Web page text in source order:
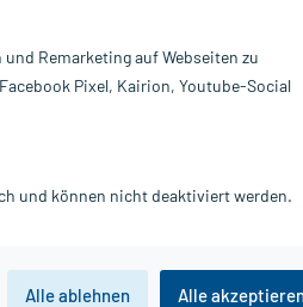
UVP26,90 € 216PlusHerzen sammeln
Lotion
200 ml
Medicos Kosmetik
Remarketing auf Webseiten zu
Pixel, Kairion, Youtube-Social
und können nicht deaktiviert werden.
Alle ablehnen Alle